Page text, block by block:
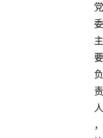
党
委
主
要
负
责
人
，